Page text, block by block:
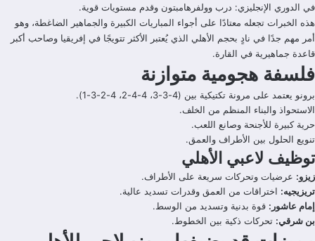
في الدوري الإنجليزي: درب وولفرهامبتون وقدم مستويات قوية.
هذه الخبرات تجعله معتادًا على أجواء المباريات الكبيرة والجماهير الضاغطة، وهو
أمر مهم جدًا في نادٍ بحجم الأهلي الذي يُعتبر الأكثر تتويجًا في إفريقيا وصاحب أكبر
قاعدة جماهيرية في القارة.
فلسفة هجومية متوازنة
برونو يعتمد على مرونة تكتيكية بين (4-3-3، 4-4-2، 4-2-3-1).
الاستحواذ والبناء المنظم من الخلف.
حرية كبيرة للأجنحة وصانع اللعب.
تنويع الحلول بين الأطراف والعمق.
توظيف لاعبي الأهلي
زيزو: عرضيات وتحركات سريعة على الأطراف.
تريزيجيه: اختراقات من العمق وقدرات تسديد عالية.
إمام عاشور: قوة بدنية وتسديد من الوسط.
بن شرقي: تحركات ذكية بين الخطوط.